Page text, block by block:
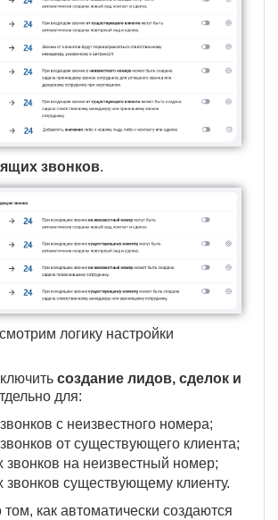
звонков.
логику настройки
создание лидов, сделок и
для:
с неизвестного номера;
от существующего клиента;
звонков на неизвестный номер;
звонков существующему клиенту.
как автоматически создаются